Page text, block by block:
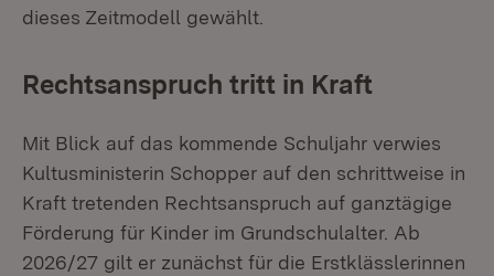
dieses Zeitmodell gewählt.
Rechtsanspruch tritt in Kraft
Mit Blick auf das kommende Schuljahr verwies
Kultusministerin Schopper auf den schrittweise in
Kraft tretenden Rechtsanspruch auf ganztägige
Förderung für Kinder im Grundschulalter. Ab
2026/27 gilt er zunächst für die Erstklässlerinnen